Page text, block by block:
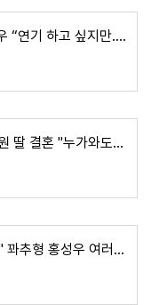
40대 남자 톱 영화배우 “연기 하고 싶지만...” 치매 판정 받고 활동 줄이며 은퇴 하겠다 밝히자
"죽어도 못보내" 차승원 딸 결혼 "누가와도 절대 안돼" 고수하더니 갑자기 "XX 남자는 괜찮아"라고
"사람좋은 척 하더니.." 꽈추형 홍성우 여러 간호사들 "폭행 폭언 성추행 환자비하" 충격폭로 이